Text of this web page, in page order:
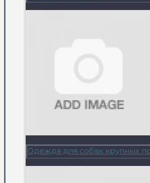
Одежда для собак крупных